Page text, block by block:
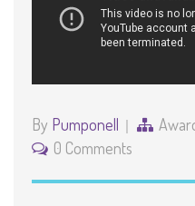
By Pumponell
0 Comments